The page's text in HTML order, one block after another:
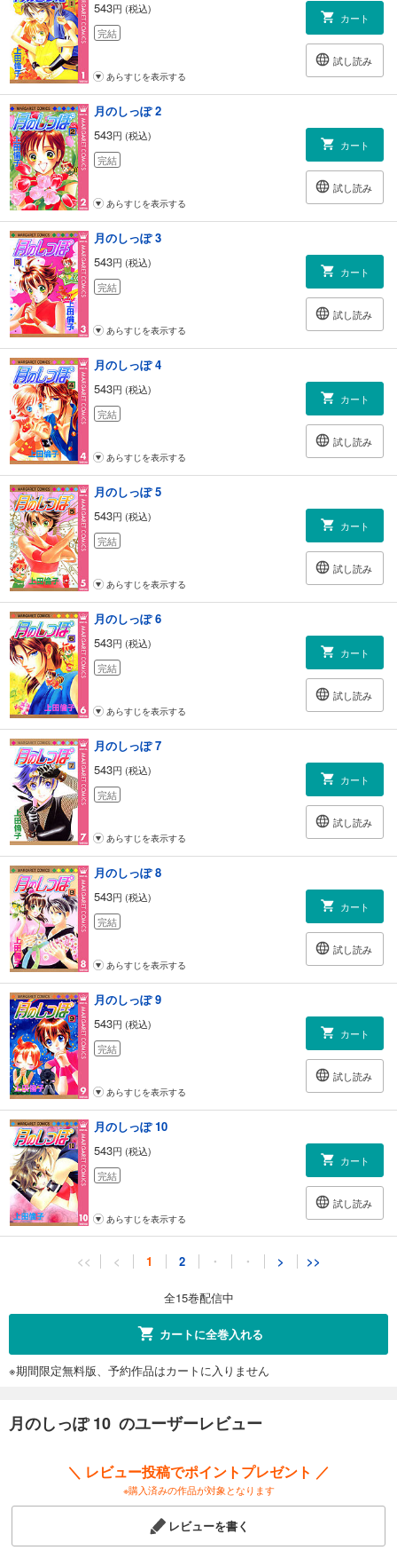
543円 (税込)
完結
カート
試し読み
あらすじを表示する
月のしっぽ 2
543円 (税込)
完結
カート
試し読み
あらすじを表示する
月のしっぽ 3
543円 (税込)
完結
カート
試し読み
あらすじを表示する
月のしっぽ 4
543円 (税込)
完結
カート
試し読み
あらすじを表示する
月のしっぽ 5
543円 (税込)
完結
カート
試し読み
あらすじを表示する
月のしっぽ 6
543円 (税込)
完結
カート
試し読み
あらすじを表示する
月のしっぽ 7
543円 (税込)
完結
カート
試し読み
あらすじを表示する
月のしっぽ 8
543円 (税込)
完結
カート
試し読み
あらすじを表示する
月のしっぽ 9
543円 (税込)
完結
カート
試し読み
あらすじを表示する
月のしっぽ 10
543円 (税込)
完結
カート
試し読み
あらすじを表示する
月のしっぽ 11
あらすじを表示する
月のしっぽ 12
完結
あらすじを表示する
月のしっぽ 13
円 (税込)
<< < 1 2 ・ ・ > >>
全15巻配信中
カートに全巻入れる
※期間限定無料版、予約作品はカートに入りません
月のしっぽ 10 のユーザーレビュー
＼ レビュー投稿でポイントプレゼント ／
※購入済みの作品が対象となります
レビューを書く